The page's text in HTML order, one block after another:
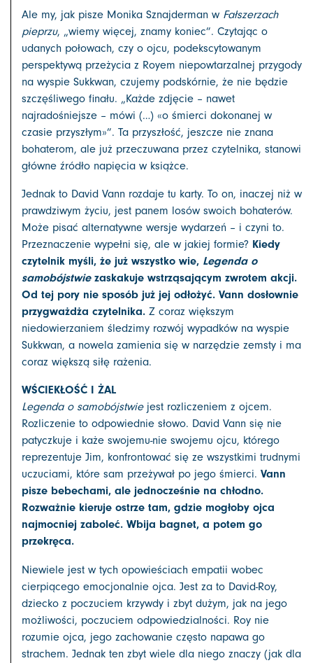
Ale my, jak pisze Monika Sznajderman w Fałszerzach
pieprzu, „wiemy więcej, znamy koniec”. Czytając o
udanych połowach, czy o ojcu, podekscytowanym
perspektywą przeżycia z Royem niepowtarzalnej przygody
na wyspie Sukkwan, czujemy podskórnie, że nie będzie
szczęśliwego finału. „Każde zdjęcie – nawet
najradośniejsze – mówi (…) «o śmierci dokonanej w
czasie przyszłym»”. Ta przyszłość, jeszcze nie znana
bohaterom, ale już przeczuwana przez czytelnika, stanowi
główne źródło napięcia w książce.
Jednak to David Vann rozdaje tu karty. To on, inaczej niż w
prawdziwym życiu, jest panem losów swoich bohaterów.
Może pisać alternatywne wersje wydarzeń – i czyni to.
Przeznaczenie wypełni się, ale w jakiej formie? Kiedy
czytelnik myśli, że już wszystko wie, Legenda o
samobójstwiezaskakuje wstrząsającym zwrotem akcji.
Od tej pory nie sposób już jej odłożyć. Vann dosłownie
przygważdża czytelnika. Z coraz większym
niedowierzaniem śledzimy rozwój wypadków na wyspie
Sukkwan, a nowela zamienia się w narzędzie zemsty i ma
coraz większą siłę rażenia.
WŚCIEKŁOŚĆ I ŻAL
Legenda o samobójstwiejest rozliczeniem z ojcem.
Rozliczenie to odpowiednie słowo. David Vann się nie
patyczkuje i każe swojemu-nie swojemu ojcu, którego
reprezentuje Jim, konfrontować się ze wszystkimi trudnymi
uczuciami, które sam przeżywał po jego śmierci. Vann
pisze bebechami, ale jednocześnie na chłodno.
Rozważnie kieruje ostrze tam, gdzie mogłoby ojca
najmocniej zaboleć. Wbija bagnet, a potem go
przekręca.
Niewiele jest w tych opowieściach empatii wobec
cierpiącego emocjonalnie ojca. Jest za to David-Roy,
dziecko z poczuciem krzywdy i zbyt dużym, jak na jego
możliwości, poczuciem odpowiedzialności. Roy nie
rozumie ojca, jego zachowanie często napawa go
strachem. Jednak ten zbyt wiele dla niego znaczy (jak dla